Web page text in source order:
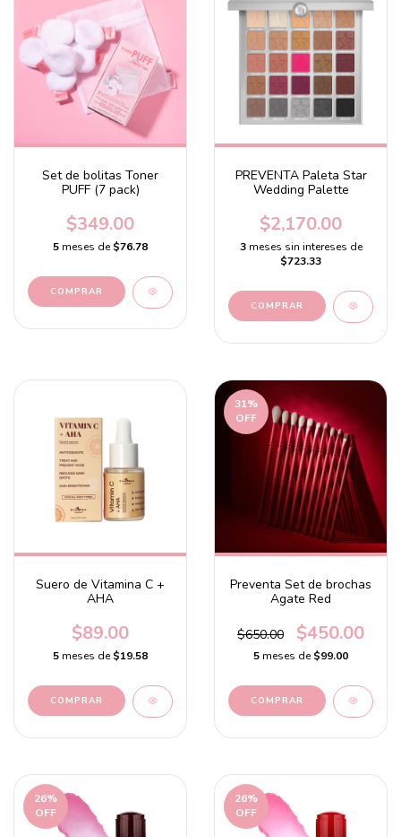
Set de bolitas Toner
PUFF (7 pack)
$349.00
5 meses de$76.78
PREVENTA Paleta Star
Wedding Palette
$2,170.00
3 meses sin intereses de
$723.33
Suero de Vitamina C +
AHA
$89.00
5 meses de$19.58
31%
OFF
Preventa Set de brochas
Agate Red
$650.00 $450.00
5 meses de$99.00
26%
OFF
26%
OFF